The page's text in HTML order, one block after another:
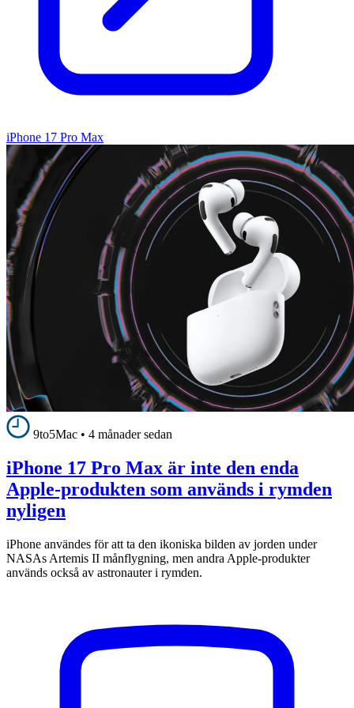
iPhone 17 Pro Max
9to5Mac • 4 månader sedan
iPhone 17 Pro Max är inte den enda
Apple-produkten som används i rymden
nyligen
iPhone användes för att ta den ikoniska bilden av jorden under
NASAs Artemis II månflygning, men andra Apple-produkter
används också av astronauter i rymden.